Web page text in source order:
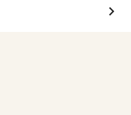
chevron_right